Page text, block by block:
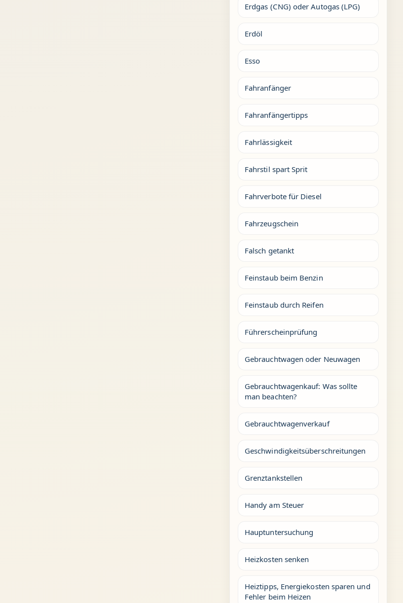
Erdgas (CNG) oder Autogas (LPG)
Erdöl
Esso
Fahranfänger
Fahranfängertipps
Fahrlässigkeit
Fahrstil spart Sprit
Fahrverbote für Diesel
Fahrzeugschein
Falsch getankt
Feinstaub beim Benzin
Feinstaub durch Reifen
Führerscheinprüfung
Gebrauchtwagen oder Neuwagen
Gebrauchtwagenkauf: Was sollte
man beachten?
Gebrauchtwagenverkauf
Geschwindigkeitsüberschreitungen
Grenztankstellen
Handy am Steuer
Hauptuntersuchung
Heizkosten senken
Heiztipps, Energiekosten sparen und
Fehler beim Heizen